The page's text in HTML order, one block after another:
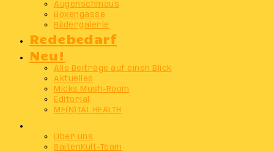
Augenschmaus
Boxengasse
Bildergalerie
Redebedarf
Neu!
Alle Beiträge auf einen Blick
Aktuelles
Micks Mush-Room
Editorial
ME(N)TAL HEALTH
Über uns
SaitenKult-Team